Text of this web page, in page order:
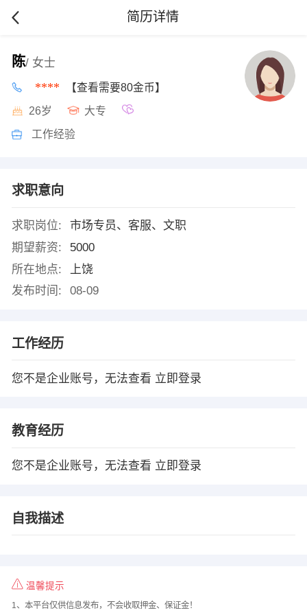
简历详情
陈/ 女士
**** 【查看需要80金币】
26岁 大专
工作经验
求职意向
求职岗位:
市场专员、客服、文职
期望薪资:
5000
所在地点:
上饶
发布时间:
08-09
工作经历
您不是企业账号，无法查看 立即登录
教育经历
您不是企业账号，无法查看 立即登录
自我描述
温馨提示
1、本平台仅供信息发布，不会收取押金、保证金！